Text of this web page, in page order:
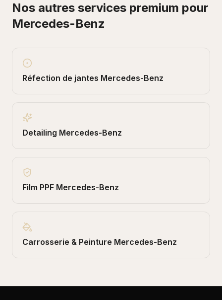
Nos autres services premium pour
Mercedes-Benz
Réfection de jantes Mercedes-Benz
Detailing Mercedes-Benz
Film PPF Mercedes-Benz
Carrosserie & Peinture Mercedes-Benz